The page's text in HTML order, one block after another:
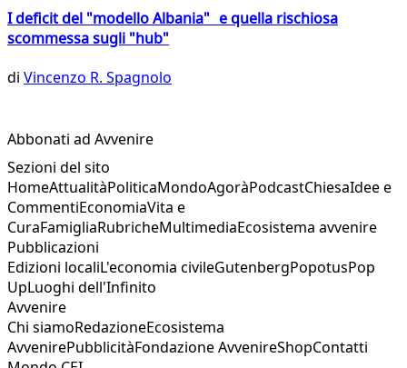
I deficit del "modello Albania" e quella rischiosa
scommessa sugli "hub"
di Vincenzo R. Spagnolo
Abbonati ad Avvenire
Sezioni del sito
HomeAttualitàPoliticaMondoAgoràPodcastChiesaIdee e
CommentiEconomiaVita e
CuraFamigliaRubricheMultimediaEcosistema avvenire
Pubblicazioni
Edizioni localiL'economia civileGutenbergPopotusPop
UpLuoghi dell'Infinito
Avvenire
Chi siamoRedazioneEcosistema
AvvenirePubblicitàFondazione AvvenireShopContatti